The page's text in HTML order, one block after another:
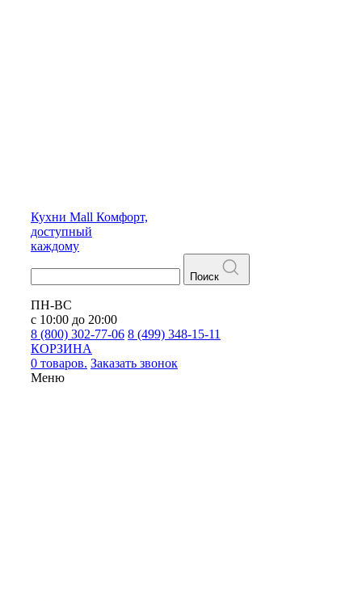
Кухни Mall Комфорт,
доступный
каждому
Поиск
ПН-ВС
с 10:00 до 20:00
8 (800) 302-77-06 8 (499) 348-15-11
КОРЗИНА
0 товаров. Заказать звонок
Меню